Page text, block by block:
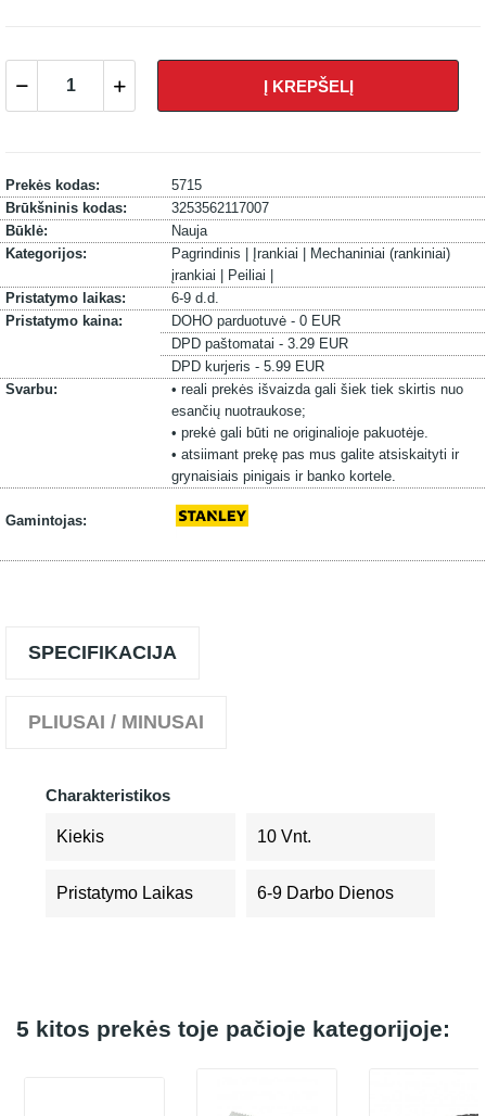
Į KREPŠELĮ
Prekės kodas:
5715
Brūkšninis kodas:
3253562117007
Būklė:
Nauja
Kategorijos:
Pagrindinis | Įrankiai |
Mechaniniai (rankiniai)
įrankiai |
Peiliai |
Pristatymo laikas:
6-9 d.d.
Pristatymo kaina:
DOHO parduotuvė - 0 EUR
DPD paštomatai - 3.29 EUR
DPD kurjeris - 5.99 EUR
Svarbu:
• reali prekės išvaizda gali šiek tiek skirtis nuo
esančių nuotraukose;
• prekė gali būti ne originalioje pakuotėje.
• atsiimant prekę pas mus galite atsiskaityti ir
grynaisiais pinigais ir banko kortele.
Gamintojas:
SPECIFIKACIJA
PLIUSAI / MINUSAI
Charakteristikos
Kiekis 10 Vnt.
Pristatymo Laikas 6-9 Darbo Dienos
5 kitos prekės toje pačioje kategorijoje: